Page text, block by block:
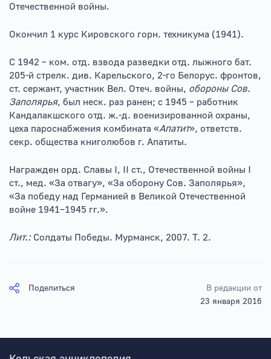
Отечественной войны.
Окончил 1 курс Кировского горн. техникума (1941).
С 1942 – ком. отд. взвода разведки отд. лыжного бат.
205-й стрелк. див. Карельского, 2-го Белорус. фронтов,
ст. сержант, участник Вел. Отеч. войны, обороны Сов.
Заполярья, был неск. раз ранен; с 1945 – работник
Кандалакшского отд. ж.-д. военизированной охраны,
цеха пароснабжения комбината «Апатит», ответств.
секр. общества книголюбов г. Апатиты.
Награжден орд. Славы I, II ст., Отечественной войны I
ст., мед. «За отвагу», «За оборону Сов. Заполярья»,
«За победу над Германией в Великой Отечественной
войне 1941–1945 гг.».
Лит.: Солдаты Победы. Мурманск, 2007. Т. 2.
Поделиться
В редакции от
23 января 2016